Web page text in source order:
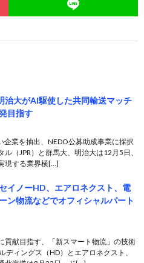
治大がAI駆使した共同輸送マッチ
目指す
企業を抽出、NEDO公募助成事業に採択
ル（JPR）と群馬大、明治大は12月5日、
現する業界横[…]
イノーHD、エアロネクスト、電
ン物流などでオフィシャルパート
貢献目指す、「新スマート物流」の技術
ディングス（HD）とエアロネクスト、